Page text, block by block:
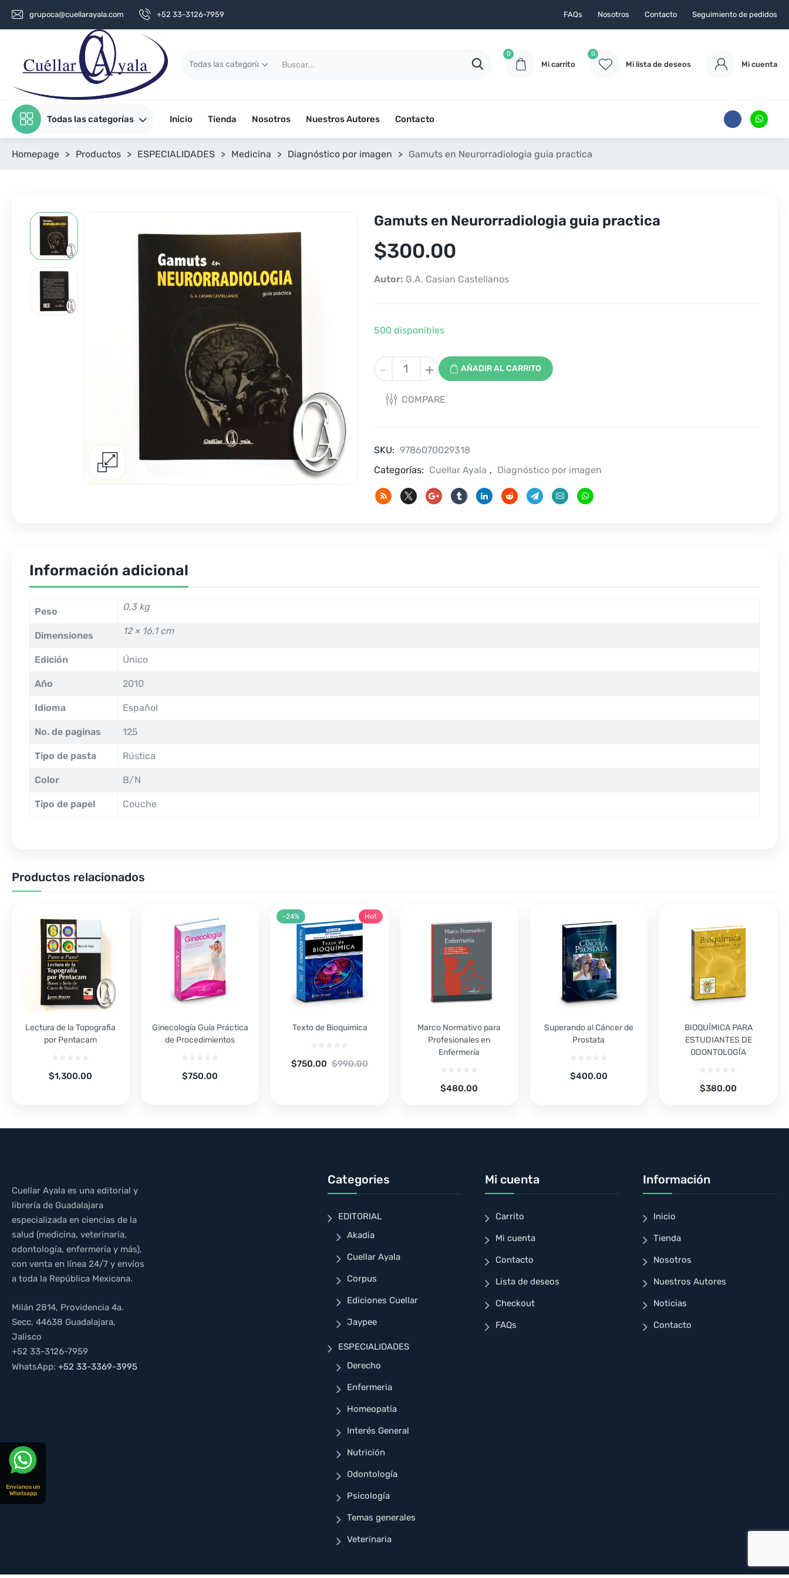
grupoca@cuellarayala.com +52 33-3126-7959 FAQs Nosotros Contacto Seguimiento de pedidos
0
Mi carrito
0
Mi lista de deseos Mi cuenta
Todas las categorías Inicio Tienda Nosotros Nuestros Autores Contacto
Homepage > Productos > ESPECIALIDADES > Medicina > Diagnóstico por imagen > Gamuts en Neurorradiologia guia practica
Gamuts en Neurorradiologia guia practica
$300.00
Autor: G.A. Casian Castellanos
500 disponibles
-
Gamuts
Neurorradiologia
guia
+ AÑADIR AL CARRITO
COMPARE
SKU: 9786070029318
Categorías: Cuellar Ayala , Diagnóstico por imagen
Información adicional
Peso 0.3 kg
Dimensiones 12 × 16.1 cm
Edición Único
Año 2010
Idioma Español
No. de paginas 125
Tipo de pasta Rústica
Color B/N
Tipo de papel Couche
Productos relacionados
Lectura de la Topografia
por Pentacam
$1,300.00
Ginecología Guía Práctica
de Procedimientos
$750.00
Texto de Bioquimica
$990.00
$750.00
-24% Hot
Marco Normativo para
Profesionales en
Enfermería
$480.00
Superando al Cáncer de
Prostata
$400.00
BIOQUÍMICA PARA
ESTUDIANTES DE
ODONTOLOGÍA
$380.00
Cuellar Ayala es una editorial y
librería de Guadalajara
especializada en ciencias de la
salud (medicina, veterinaria,
odontología, enfermería y más),
con venta en línea 24/7 y envíos
a toda la República Mexicana.
Milán 2814, Providencia 4a.
Secc, 44638 Guadalajara,
Jalisco
+52 33-3126-7959
WhatsApp: +52 33-3369-3995
Categories
EDITORIAL
Akadia
Cuellar Ayala
Corpus
Ediciones Cuellar
Jaypee
ESPECIALIDADES
Derecho
Enfermeria
Homeopatía
Interés General
Nutrición
Odontología
Psicología
Temas generales
Veterinaria
Mi cuenta
Carrito
Mi cuenta
Contacto
Lista de deseos
Checkout
FAQs
Información
Inicio
Tienda
Nosotros
Nuestros Autores
Noticias
Contacto
Envíanos un
Whatsapp